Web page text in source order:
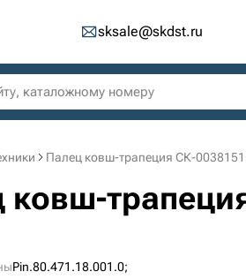
sksale@skdst.ru
Палец ковш-трапеция СК-
ковш-
Pin.80.471.18.001.0;